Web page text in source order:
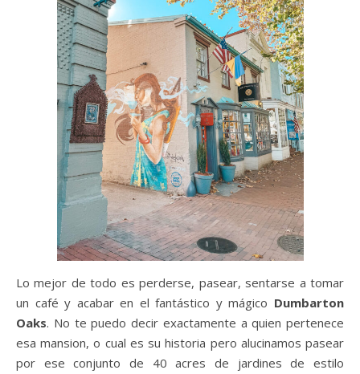
Lo mejor de todo es perderse, pasear, sentarse a tomar
un café y acabar en el fantástico y mágico Dumbarton
Oaks. No te puedo decir exactamente a quien pertenece
esa mansion, o cual es su historia pero alucinamos pasear
por ese conjunto de 40 acres de jardines de estilo